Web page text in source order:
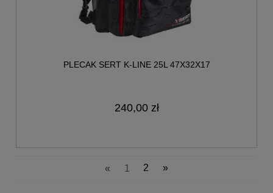
PLECAK SERT K-LINE 25L 47X32X17
240,00 zł
« 1 2 »